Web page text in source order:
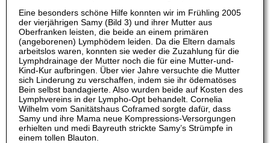
Eine besonders schöne Hilfe konnten wir im Frühling 2005
der vierjährigen Samy (Bild 3) und ihrer Mutter aus
Oberfranken leisten, die beide an einem primären
(angeborenen) Lymphödem leiden. Da die Eltern damals
arbeitslos waren, konnten sie weder die Zuzahlung für die
Lymphdrainage der Mutter noch die für eine Mutter-und-
Kind-Kur aufbringen. Über vier Jahre versuchte die Mutter
sich Linderung zu verschaffen, indem sie ihr ödematöses
Bein selbst bandagierte. Also wurden beide auf Kosten des
Lymphvereins in der Lympho-Opt behandelt. Cornelia
Wilhelm vom Sanitätshaus Coframed sorgte dafür, dass
Samy und ihre Mama neue Kompressions-Versorgungen
erhielten und medi Bayreuth strickte Samy’s Strümpfe in
einem tollen Blauton.